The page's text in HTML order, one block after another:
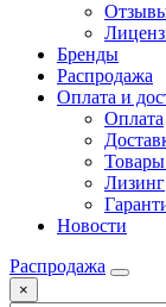
Бренды
Распродажа
Оплата и
Оплата
Лизинг
Новости
Распродажа
×